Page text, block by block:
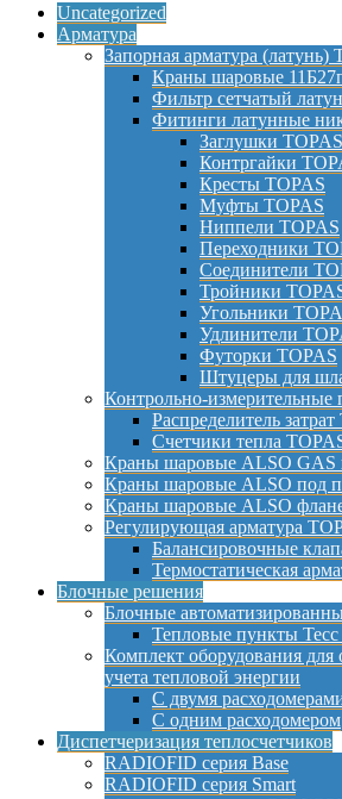
Uncategorized
Арматура
Запорная арматура (латунь)
Краны шаровые
Фильтр сетчатый
Фитинги латунные
Заглушки TOPAS
Контргайки
Кресты TOPAS
Муфты TOPAS
Ниппели TOPAS
Переходники
Соединители
Тройники
Угольники
Удлинители
Футорки TOPAS
Штуцеры для
Контрольно-
Распределитель
Счетчики тепла
Краны шаровые ALSO GAS
Краны шаровые ALSO под
Краны шаровые ALSO
Регулирующая арматура
Балансировочные
Термостатическая
Блочные решения
Блочные
Тепловые пункты
Комплект оборудования для
учета тепловой энергии
С двумя
С одним расходомером
Диспетчеризация теплосчетчиков
RADIOFID серия Base
RADIOFID серия Smart